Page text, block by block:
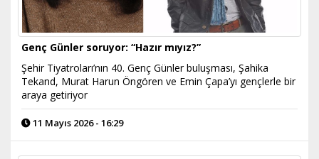
Genç Günler soruyor: “Hazır mıyız?”
Şehir Tiyatroları’nın 40. Genç Günler buluşması, Şahika
Tekand, Murat Harun Öngören ve Emin Çapa’yı gençlerle bir
araya getiriyor
11 Mayıs 2026 - 16:29